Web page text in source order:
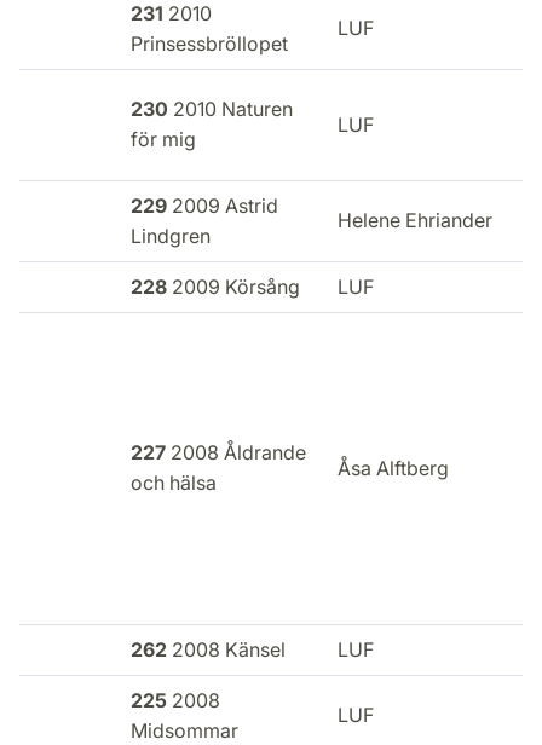
231 2010
Prinsessbröllopet
LUF
230 2010 Naturen
för mig
LUF
229 2009 Astrid
Lindgren
Helene Ehriander
228 2009 Körsång LUF
227 2008 Åldrande
och hälsa
Åsa Alftberg
262 2008 Känsel LUF
225 2008
Midsommar
LUF